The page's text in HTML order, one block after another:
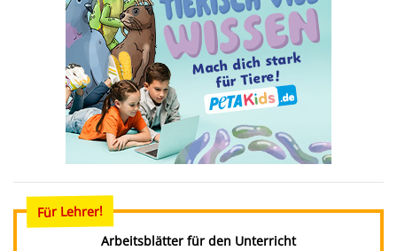
Für Lehrer!
Arbeitsblätter für den Unterricht